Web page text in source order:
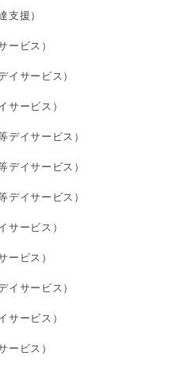
支援）
ービス）
イサービス）
サービス）
デイサービス）
デイサービス）
デイサービス）
サービス）
ービス）
イサービス）
サービス）
ービス）